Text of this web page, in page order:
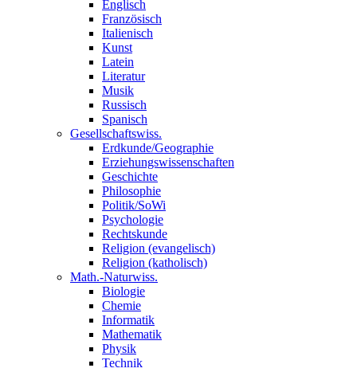
Englisch
Französisch
Italienisch
Kunst
Latein
Literatur
Musik
Russisch
Spanisch
Gesellschaftswiss.
Erdkunde/Geographie
Erziehungswissenschaften
Geschichte
Philosophie
Politik/SoWi
Psychologie
Rechtskunde
Religion (evangelisch)
Religion (katholisch)
Math.-Naturwiss.
Biologie
Chemie
Informatik
Mathematik
Physik
Technik